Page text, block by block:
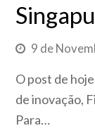
9 de
O post de
de inovação,
Para…